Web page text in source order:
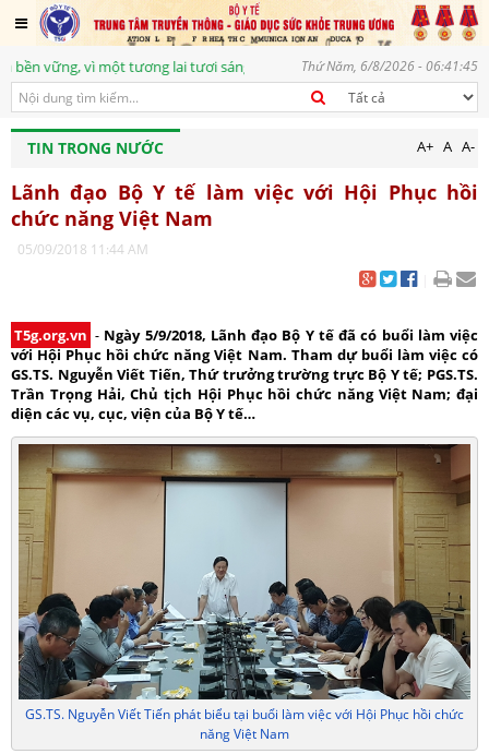
vững, vì một tương lai tươi sáng Thứ Năm, 6/8/2026 - 06:41:45
TIN TRONG NƯỚC A+ A A-
Lãnh đạo Bộ Y tế làm việc với Hội Phục hồi
chức năng Việt Nam
05/09/2018 11:44 AM
T5g.org.vn - Ngày 5/9/2018, Lãnh đạo Bộ Y tế đã có buổi làm việc
với Hội Phục hồi chức năng Việt Nam. Tham dự buổi làm việc có
GS.TS. Nguyễn Viết Tiến, Thứ trưởng trường trực Bộ Y tế; PGS.TS.
Trần Trọng Hải, Chủ tịch Hội Phục hồi chức năng Việt Nam; đại
diện các vụ, cục, viện của Bộ Y tế…
GS.TS. Nguyễn Viết Tiến phát biểu tại buổi làm việc với Hội Phục hồi chức
năng Việt Nam